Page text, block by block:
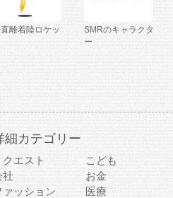
離着陸ロケッ
SMRのキャラクタ
ー
細カテゴリー
クエスト こども
社
お金
ァッション
医療